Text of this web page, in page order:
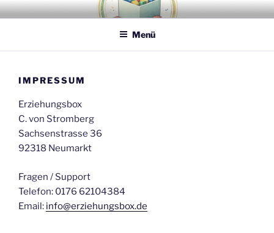
Zum
InhaltERZIEHUNGSBOX PLUS
Für ein freies, selbstbestimmtes Lernen und Leben – für Kinder,
Menü
IMPRESSUM
Erziehungsbox
C. von Stromberg
Sachsenstrasse 36
92318 Neumarkt
Fragen / Support
Telefon: 0176 62104384
Email: info@erziehungsbox.de